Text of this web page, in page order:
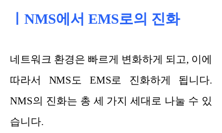
ㅣNMS에서 EMS로의 진화
네트워크 환경은 빠르게 변화하게 되고, 이에
따라서 NMS도 EMS로 진화하게 됩니다.
NMS의 진화는 총 세 가지 세대로 나눌 수 있
습니다.